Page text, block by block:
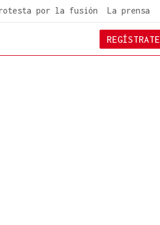
por la fusión La prensa
REGÍSTRATE